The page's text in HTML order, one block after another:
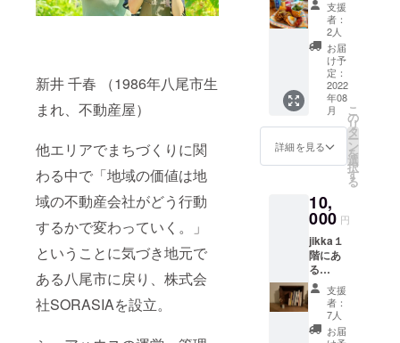
新井 千春 （1986年八尾市生
まれ、不動産屋）
他エリアでまちづくりに関
わる中で「地域の価値は地
域の不動産会社がどう行動
するかで変わっていく。」
ということに気づき地元で
ある八尾市に戻り、株式会
社SORASIAを設立。
ショッ
プの予
約開始
後にご
予約く
ださ
い。定
員に達
してい
る場合
がござ
いま
ある1日
チケッ
ト jikka
で過ご
す夏休
み。み
んなで
ワイワ
イ遊ん
だり、
ご飯を
んだか
大家族
になっ
たみた
い♫ そ
んな夏
休みの1
日を体
験でき
るチ
支援
者：
2人
お届
け予
定：
2022
年08
月
詳細を見る
こ
の
リ
タ
ー
ン
を
選
択
す
る
10,
000 円
jikka１
階にあ
る
hondan
a。 自
分のお
気に入
支援
者：
7人
お届